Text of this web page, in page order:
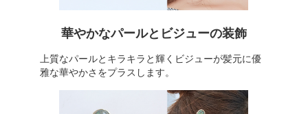
華やかなパールとビジューの装飾
上質なパールとキラキラと輝くビジューが髪元に優
雅な華やかさをプラスします。